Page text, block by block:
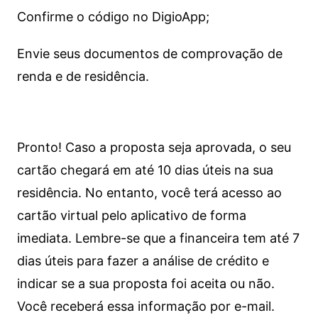
Confirme o código no DigioApp;
Envie seus documentos de comprovação de
renda e de residência.
Pronto! Caso a proposta seja aprovada, o seu
cartão chegará em até 10 dias úteis na sua
residência. No entanto, você terá acesso ao
cartão virtual pelo aplicativo de forma
imediata. Lembre-se que a financeira tem até 7
dias úteis para fazer a análise de crédito e
indicar se a sua proposta foi aceita ou não.
Você receberá essa informação por e-mail.